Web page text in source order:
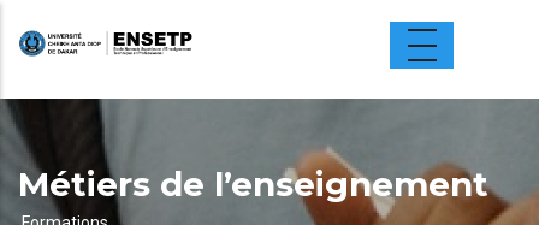
principal
Métiers de l’enseignement